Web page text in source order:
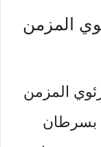
المزمن
المزمن
بسرطان